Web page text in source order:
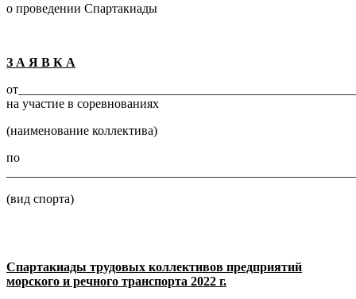
о проведении Спартакиады
З А Я В К А
на участие в соревнованиях
(наименование коллектива)
по
(вид спорта)
Спартакиады трудовых коллективов предприятий
морского и речного транспорта 2022 г.